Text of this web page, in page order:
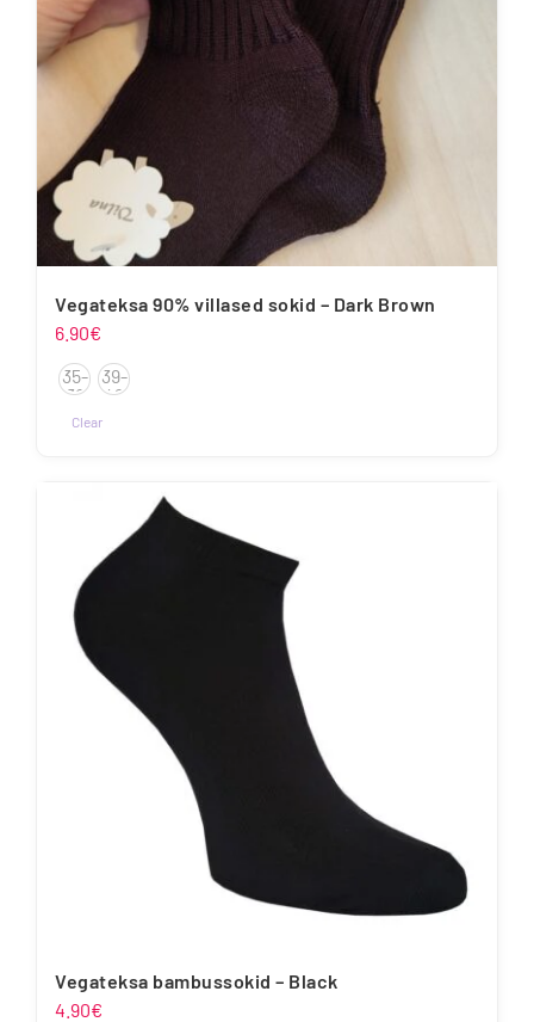
Vegateksa 90% villased sokid – Dark Brown
6.90€
35-
38
39-
42
Clear
varianti.
Valikuid
saab
teha
tootelehel.
Vegateksa bambussokid – Black
4.90€